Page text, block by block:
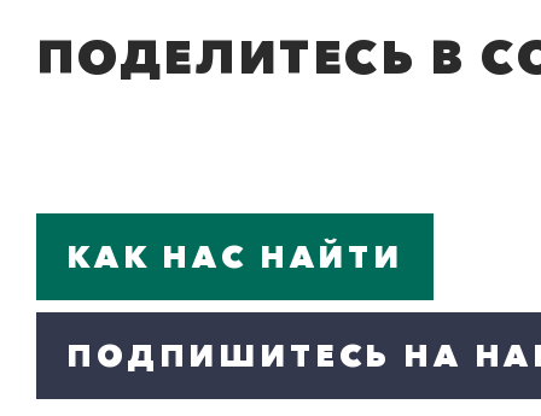
ПОДЕЛИТЕСЬ В
КАК НАС НАЙТИ
ПОДПИШИТЕСЬ НА